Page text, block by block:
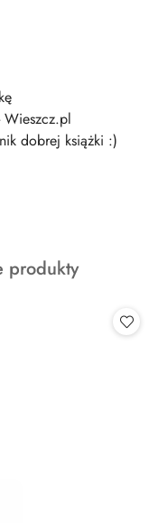
Wieszcz.pl
dobrej książki :)
produkty